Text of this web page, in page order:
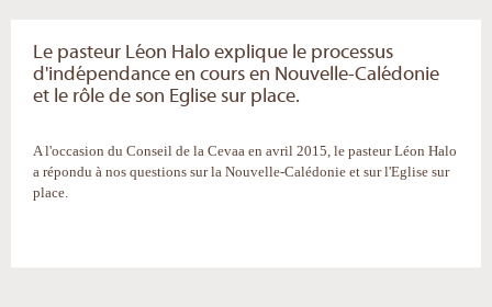
Le pasteur Léon Halo explique le processus
d'indépendance en cours en Nouvelle-Calédonie
et le rôle de son Eglise sur place.
A l'occasion du Conseil de la Cevaa en avril 2015, le pasteur Léon Halo
a répondu à nos questions sur la Nouvelle-Calédonie et sur l'Eglise sur
place.